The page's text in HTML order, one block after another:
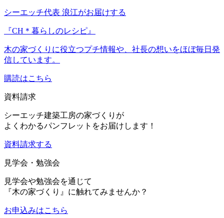
シーエッチ代表 浪江がお届けする
『CH＊暮らしのレシピ』
木の家づくりに役立つプチ情報や、社長の想いをほぼ毎日発
信しています。
購読はこちら
資料請求
シーエッチ建築工房の家づくりが
よくわかるパンフレットをお届けします！
資料請求する
見学会・勉強会
見学会や勉強会を通じて
『木の家づくり』に触れてみませんか？
お申込みはこちら